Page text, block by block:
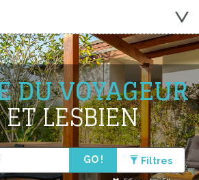
DU VOYAGEUR
LESBIEN
GO ! Filtres